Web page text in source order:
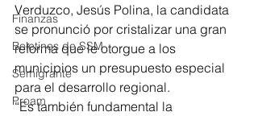
Finanzas
Boletines de SSM
Semigrante
Proam
Verduzco, Jesús Polina, la candidata
se pronunció por cristalizar una gran
reforma que le otorgue a los
municipios un presupuesto especial
para el desarrollo regional.
“Es también fundamental la